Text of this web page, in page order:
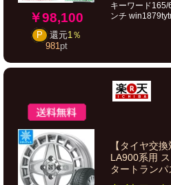
￥98,100
P 還元1％
981pt
キーワード
ンチ
【タイヤ交
LA900系用
タートランパ